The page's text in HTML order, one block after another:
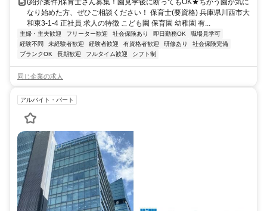
(紹介案件)保育士さん募集！園見学後に断ってもOK★ちがう園が気に
なり始めた方、ぜひご相談ください！ 保育士(要資格) 兵庫県川西市大
和東3-1-4 正社員 求人の特徴 こども園 保育園 幼稚園 有...
主婦・主夫歓迎 フリーター歓迎 社会保険あり 即日勤務OK
職場見学可
経験不問
未経験者歓迎 経験者歓迎 有資格者歓迎 研修あり
社会保険完備
ブランクOK
長期歓迎 フルタイム歓迎 シフト制
同じ企業の求人
アルバイト・パート